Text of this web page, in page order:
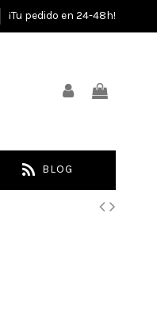
¡Tu pedido en 24-48h!
BLOG